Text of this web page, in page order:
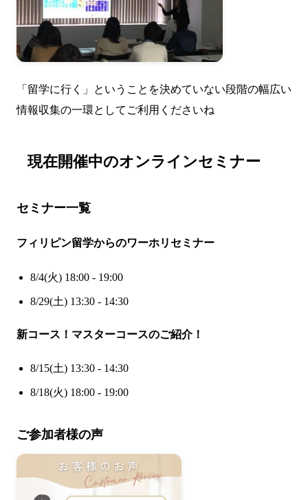
「留学に行く」ということを決めていない段階の幅広い
情報収集の一環としてご利用くださいね
現在開催中のオンラインセミナー
セミナー一覧
フィリピン留学からのワーホリセミナー
8/4(火) 18:00 - 19:00
8/29(土) 13:30 - 14:30
新コース！マスターコースのご紹介！
8/15(土) 13:30 - 14:30
8/18(火) 18:00 - 19:00
ご参加者様の声